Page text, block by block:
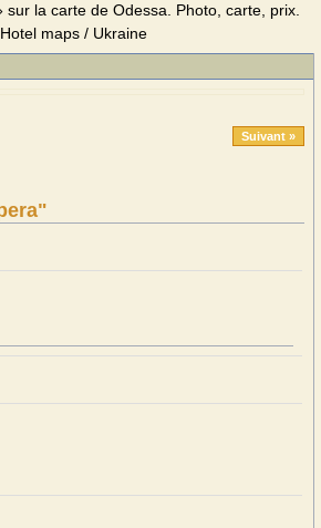
la carte de Odessa. Photo, carte, prix.
Hotel maps / Ukraine
Suivant »